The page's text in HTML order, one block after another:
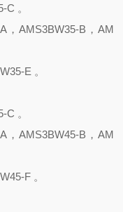
C 。
，AMS3BW35-B，AM
E 。
C 。
，AMS3BW45-B，AM
F 。